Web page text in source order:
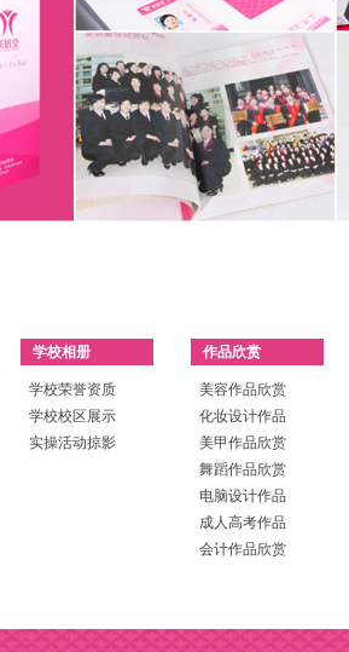
学校相册 作品欣赏
学校荣誉资质
学校校区展示
实操活动掠影
美容作品欣赏
化妆设计作品
美甲作品欣赏
舞蹈作品欣赏
电脑设计作品
成人高考作品
会计作品欣赏